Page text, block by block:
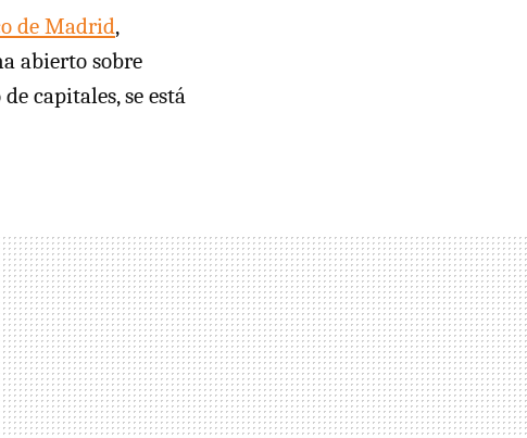
de Madrid,
abierto sobre
capitales, se está